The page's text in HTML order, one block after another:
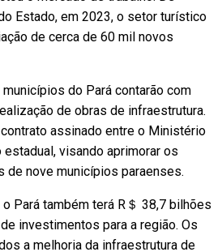
Estado, em 2023, o setor turístico
de cerca de 60 mil novos
municípios do Pará contarão com
de obras de infraestrutura.
assinado entre o Ministério
estadual, visando aprimorar os
de nove municípios paraenses.
Pará também terá R＄ 38,7 bilhões
investimentos para a região. Os
a melhoria da infraestrutura de